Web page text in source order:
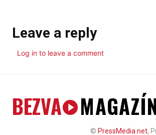
Leave a reply
Log in to leave a comment
BEZVA
© PressMedia.net,